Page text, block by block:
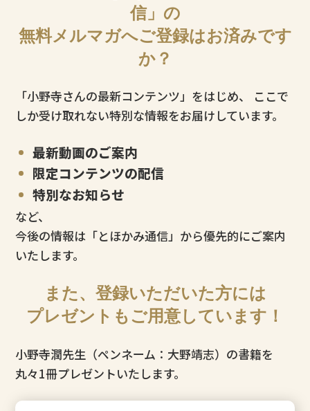
信」の
無料メルマガへご登録はお済みです
か？
「小野寺さんの最新コンテンツ」をはじめ、
ここで
しか受け取れない特別な情報をお届けしています。
最新動画のご案内
限定コンテンツの配信
特別なお知らせ
など、
今後の情報は「とほかみ通信」から優先的にご案内
いたします。
また、登録いただいた方には
プレゼントもご用意しています！
小野寺潤先生（ペンネーム：大野靖志）の書籍を
丸々1冊プレゼントいたします。